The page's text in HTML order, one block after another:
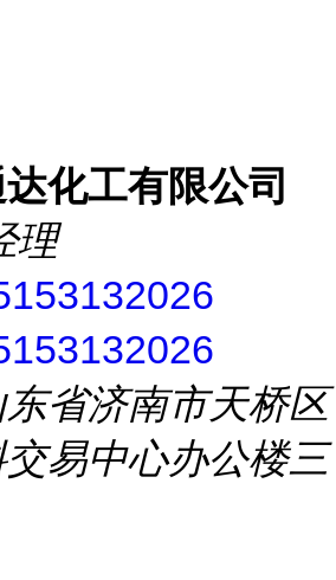
化工有限公司
理
省济南市天桥区
易中心办公楼三